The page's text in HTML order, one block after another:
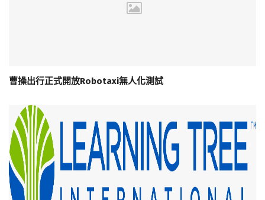
曹操出行正式開放Robotaxi無人化測試